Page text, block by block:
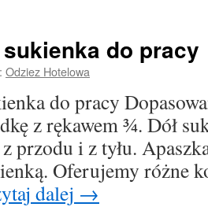
do pracy
Odziez Hotelowa
do pracy
z rękawem ¾. Dół
przodu i z tyłu.
Oferujemy różne
dalej →